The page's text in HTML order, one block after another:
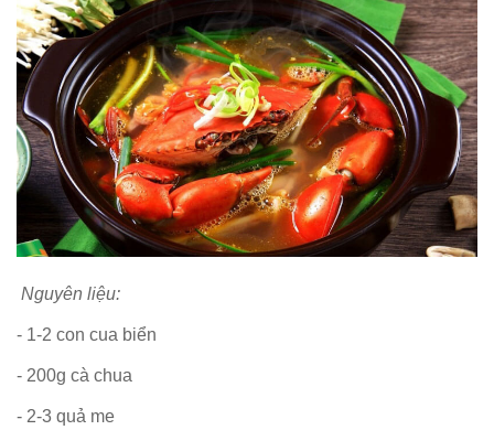
Nguyên liệu:
- 1-2 con cua biển
- 200g cà chua
- 2-3 quả me